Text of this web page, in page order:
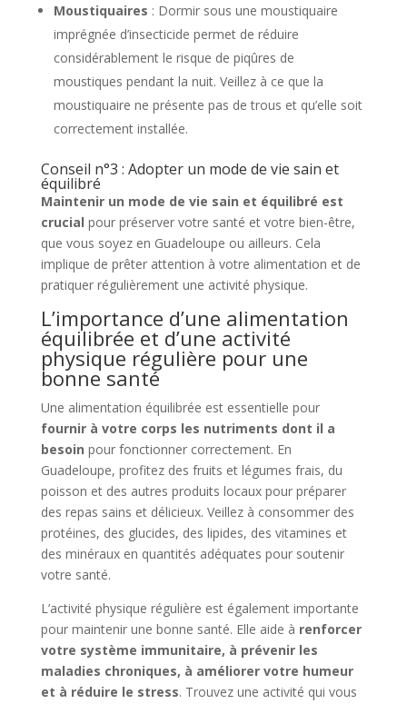
Moustiquaires : Dormir sous une moustiquaire
imprégnée d’insecticide permet de réduire
considérablement le risque de piqûres de
moustiques pendant la nuit. Veillez à ce que la
moustiquaire ne présente pas de trous et qu’elle soit
correctement installée.
Conseil n°3 : Adopter un mode de vie sain et
équilibré
Maintenir un mode de vie sain et équilibré est
crucial pour préserver votre santé et votre bien-être,
que vous soyez en Guadeloupe ou ailleurs. Cela
implique de prêter attention à votre alimentation et de
pratiquer régulièrement une activité physique.
L’importance d’une alimentation
équilibrée et d’une activité
physique régulière pour une
bonne santé
Une alimentation équilibrée est essentielle pour
fournir à votre corps les nutriments dont il a
besoin pour fonctionner correctement. En
Guadeloupe, profitez des fruits et légumes frais, du
poisson et des autres produits locaux pour préparer
des repas sains et délicieux. Veillez à consommer des
protéines, des glucides, des lipides, des vitamines et
des minéraux en quantités adéquates pour soutenir
votre santé.
L’activité physique régulière est également importante
pour maintenir une bonne santé. Elle aide à renforcer
votre système immunitaire, à prévenir les
maladies chroniques, à améliorer votre humeur
et à réduire le stress. Trouvez une activité qui vous